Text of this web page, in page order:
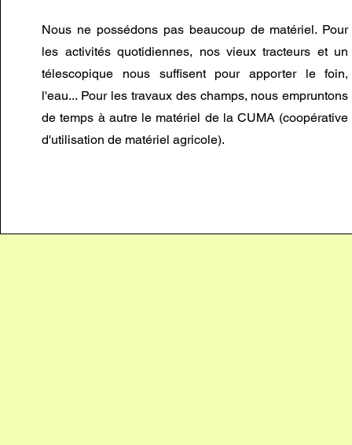
Nous ne possédons pas beaucoup de matériel. Pour
les activités quotidiennes, nos vieux tracteurs et un
télescopique nous suffisent pour apporter le foin,
l'eau... Pour les travaux des champs, nous empruntons
de temps à autre le matériel de la CUMA (coopérative
d'utilisation de matériel agricole).